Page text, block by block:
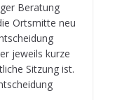
Bera­tung
Orts­mitte neu
jeweils kurze
Sit­zung ist.